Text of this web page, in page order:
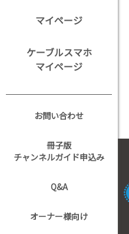
マイページ
ケーブルスマホ
マイページ
お問い合わせ
冊子版
チャンネルガイド申込み
Q&A
オーナー様向け